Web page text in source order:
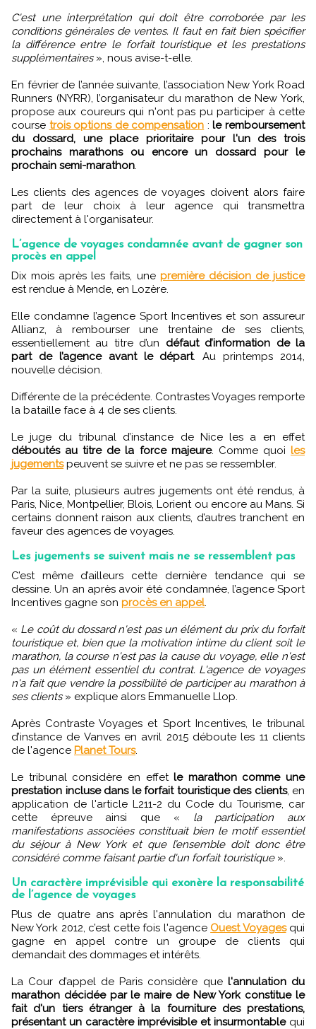
C'est une interprétation qui doit être corroborée par les
conditions générales de ventes. Il faut en fait bien spécifier
la différence entre le forfait touristique et les prestations
supplémentaires», nous avise-t-elle.
En février de l’année suivante, l’association New York Road
Runners (NYRR), l’organisateur du marathon de New York,
propose aux coureurs qui n'ont pas pu participer à cette
course trois options de compensation :le remboursement
du dossard, une place prioritaire pour l'un des trois
prochains marathons ou encore un dossard pour le
prochain semi-marathon.
Les clients des agences de voyages doivent alors faire
part de leur choix à leur agence qui transmettra
directement à l'organisateur.
L’agence de voyages condamnée avant de gagner son
procès en appel
Dix mois après les faits, une première décision de justice
est rendue à Mende, en Lozère.
Elle condamne l’agence Sport Incentives et son assureur
Allianz, à rembourser une trentaine de ses clients,
essentiellement au titre d’un défaut d’information de la
part de l’agence avant le départ. Au printemps 2014,
nouvelle décision.
Différente de la précédente. Contrastes Voyages remporte
la bataille face à 4 de ses clients.
Le juge du tribunal d’instance de Nice les a en effet
déboutés au titre de la force majeure. Comme quoiles
jugementspeuvent se suivre et ne pas se ressembler.
Par la suite, plusieurs autres jugements ont été rendus, à
Paris, Nice, Montpellier, Blois, Lorient ou encore au Mans. Si
certains donnent raison aux clients, d’autres tranchent en
faveur des agences de voyages.
Les jugements se suivent mais ne se ressemblent pas
C’est même d’ailleurs cette dernière tendance qui se
dessine. Un an après avoir été condamnée, l’agence Sport
Incentives gagne son procès en appel.
« Le coût du dossard n'est pas un élément du prix du forfait
touristique et, bien que la motivation intime du client soit le
marathon, la course n'est pas la cause du voyage, elle n'est
pas un élément essentiel du contrat. L'agence de voyages
n'a fait que vendre la possibilité de participer au marathon à
ses clients» explique alors Emmanuelle Llop.
Après Contraste Voyages et Sport Incentives, le tribunal
d’instance de Vanves en avril 2015 déboute les 11 clients
de l'agence Planet Tours.
Le tribunal considère en effetle marathon comme une
prestation incluse dans le forfait touristique des clients, en
application de l'article L211-2 du Code du Tourisme, car
cette épreuve ainsi que « la participation aux
manifestations associées constituait bien le motif essentiel
du séjour à New York et que l’ensemble doit donc être
considéré comme faisant partie d'un forfait touristique».
Un caractère imprévisible qui exonère la responsabilité
de l’agence de voyages
Plus de quatre ans après l'annulation du marathon de
New York 2012, c’est cette fois l'agence Ouest Voyagesqui
gagne en appel contre un groupe de clients qui
demandait des dommages et intérêts.
La Cour d’appel de Paris considère que l'annulation du
marathon décidée par le maire de New York constitue le
fait d'un tiers étranger à la fourniture des prestations,
présentant un caractère imprévisible et insurmontablequi